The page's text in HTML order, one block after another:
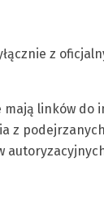
z
mają linków
z